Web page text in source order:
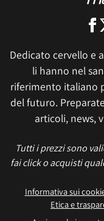
Dedicato cervello e
li hanno nel
riferimento italiano
del futuro.
articoli, news,
Tutti i prezzi sono
fai click o acquisti
Informativa sui
Etica e